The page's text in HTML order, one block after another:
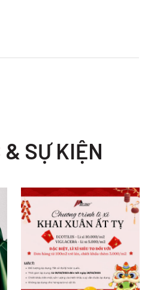
& SỰ KIỆN